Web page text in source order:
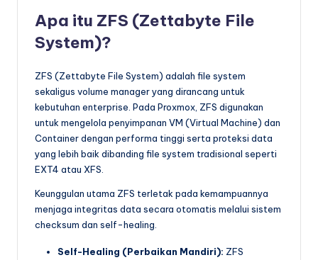
Apa itu ZFS (Zettabyte File
System)?
ZFS (Zettabyte File System) adalah file system
sekaligus volume manager yang dirancang untuk
kebutuhan enterprise. Pada Proxmox, ZFS digunakan
untuk mengelola penyimpanan VM (Virtual Machine) dan
Container dengan performa tinggi serta proteksi data
yang lebih baik dibanding file system tradisional seperti
EXT4 atau XFS.
Keunggulan utama ZFS terletak pada kemampuannya
menjaga integritas data secara otomatis melalui sistem
checksum dan self-healing.
Self-Healing (Perbaikan Mandiri): ZFS